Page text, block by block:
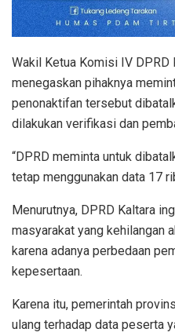
Wakil Ketua Komisi IV DPRD
menegaskan pihaknya
penonaktifan tersebut
dilakukan verifikasi dan
“DPRD meminta untuk
tetap menggunakan data 17
Menurutnya, DPRD Kaltara
masyarakat yang kehilangan
karena adanya perbedaan
kepesertaan.
Karena itu, pemerintah
ulang terhadap data peserta